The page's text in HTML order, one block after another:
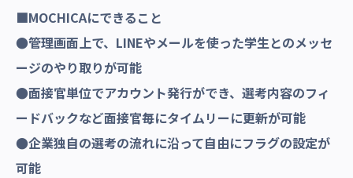
■MOCHICAにできること
●管理画面上で、 LINEやメールを使った学生とのメッセ
ージのやり取りが可能
●面接官単位でアカウント発行ができ、 選考内容のフィ
ードバックなど面接官毎にタイムリーに更新が可能
●企業独自の選考の流れに沿って自由にフラグの設定が
可能